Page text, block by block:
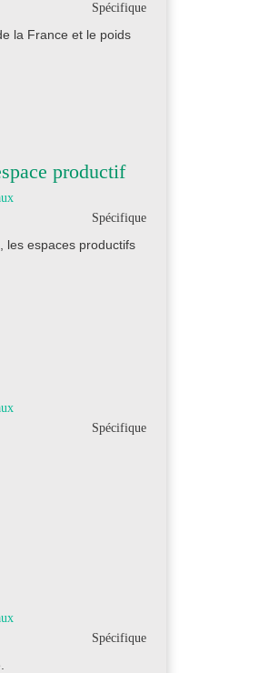
Spécifique
la France et le poids
productif
Spécifique
les espaces productifs
Spécifique
Spécifique